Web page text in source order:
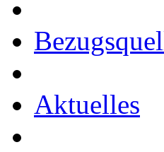
Aktuelles